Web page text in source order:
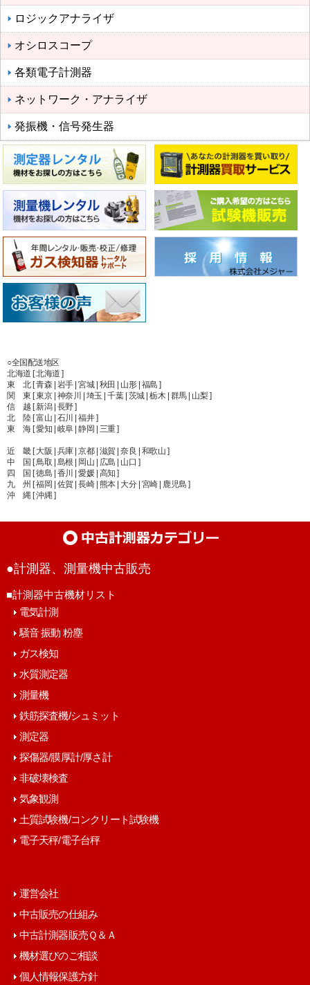
ロジックアナライザ
オシロスコープ
各類電子計測器
ネットワーク・アナライザ
発振機・信号発生器
○全国配送地区
北海道 [ 北海道 ]
東 北 [ 青森 | 岩手 | 宮城 | 秋田 | 山形 | 福島 ]
関 東 [ 東京 | 神奈川 | 埼玉 | 千葉 | 茨城 | 栃木 | 群馬 | 山梨 ]
信 越 [ 新潟 | 長野 ]
北 陸 [ 富山 | 石川 | 福井 ]
東 海 [ 愛知 | 岐阜 | 静岡 | 三重 ]
近 畿 [ 大阪 | 兵庫 | 京都 | 滋賀 | 奈良 | 和歌山 ]
中 国 [ 鳥取 | 島根 | 岡山 | 広島 | 山口 ]
四 国 [ 徳島 | 香川 | 愛媛 | 高知 ]
九 州 [ 福岡 | 佐賀 | 長崎 | 熊本 | 大分 | 宮崎 | 鹿児島 ]
沖 縄 [ 沖縄 ]
●計測器、測量機中古販売
■計測器中古機材リスト
電気計測
騒音 振動 粉塵
ガス検知
水質測定器
測量機
鉄筋探査機/シュミット
測定器
探傷器/膜厚計/厚さ計
非破壊検査
気象観測
土質試験機/コンクリート試験機
電子天秤/電子台秤
運営会社
中古販売の仕組み
中古計測器販売Ｑ＆Ａ
機材選びのご相談
個人情報保護方針